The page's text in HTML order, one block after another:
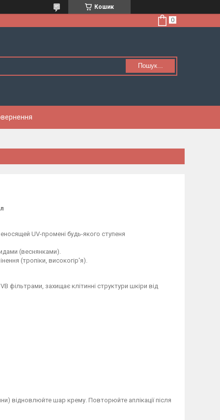
Кошик
Пошук...
UV-промені будь-якого ступеня
(веснянками).
(тропіки, високогір'я).
фільтрами, захищає клітинні структури шкіри від
відновлюйте шар крему. Повторюйте аплікації після